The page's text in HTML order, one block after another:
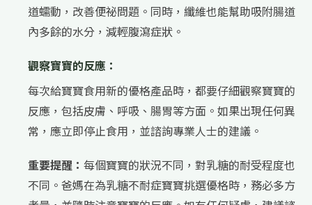
道蠕動，改善便祕問題。同時，纖維也能幫助吸附腸道
內多餘的水分，減輕腹瀉症狀。
觀察寶寶的反應：
每次給寶寶食用新的優格產品時，都要仔細觀察寶寶的
反應，包括皮膚、呼吸、腸胃等方面。如果出現任何異
常，應立即停止食用，並諮詢專業人士的建議。
重要提醒： 每個寶寶的狀況不同，對乳糖的耐受程度也
不同。爸媽在為乳糖不耐症寶寶挑選優格時，務必多方